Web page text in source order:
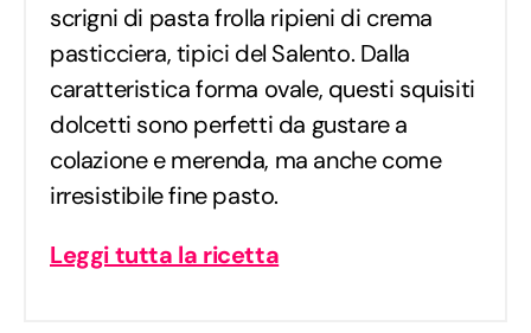
scrigni di pasta frolla ripieni di crema
pasticciera, tipici del Salento. Dalla
caratteristica forma ovale, questi squisiti
dolcetti sono perfetti da gustare a
colazione e merenda, ma anche come
irresistibile fine pasto.
Leggi tutta la ricetta